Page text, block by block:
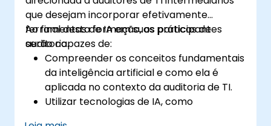
que desejam incorporar efetivamente
ferramentas de IA em suas práticas de
auditoria.
Ao final desta formação, os participantes
serão capazes de:
Compreender os conceitos fundamentais
da inteligência artificial e como ela é
aplicada no contexto da auditoria de TI.
Utilizar tecnologias de IA, como